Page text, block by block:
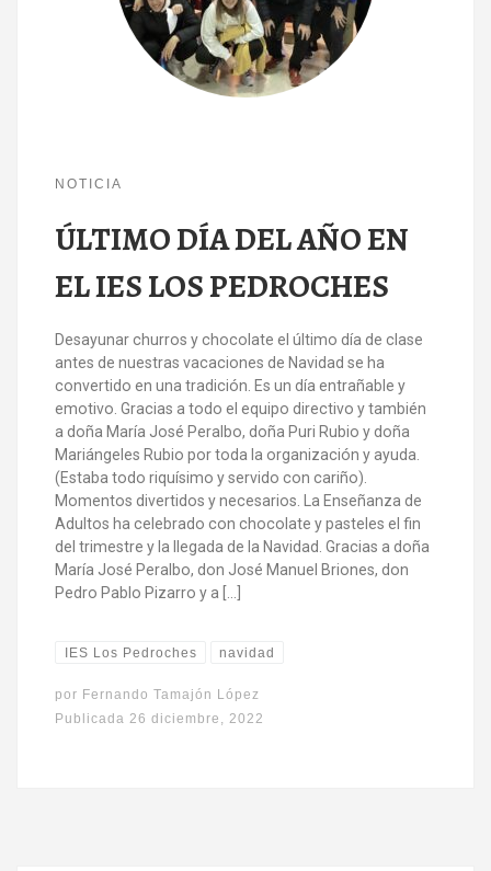
NOTICIA
ÚLTIMO DÍA DEL AÑO EN
EL IES LOS PEDROCHES
Desayunar churros y chocolate el último día de clase
antes de nuestras vacaciones de Navidad se ha
convertido en una tradición. Es un día entrañable y
emotivo. Gracias a todo el equipo directivo y también
a doña María José Peralbo, doña Puri Rubio y doña
Mariángeles Rubio por toda la organización y ayuda.
(Estaba todo riquísimo y servido con cariño).
Momentos divertidos y necesarios. La Enseñanza de
Adultos ha celebrado con chocolate y pasteles el fin
del trimestre y la llegada de la Navidad. Gracias a doña
María José Peralbo, don José Manuel Briones, don
Pedro Pablo Pizarro y a […]
IES Los Pedroches navidad
por Fernando Tamajón López
Publicada 26 diciembre, 2022